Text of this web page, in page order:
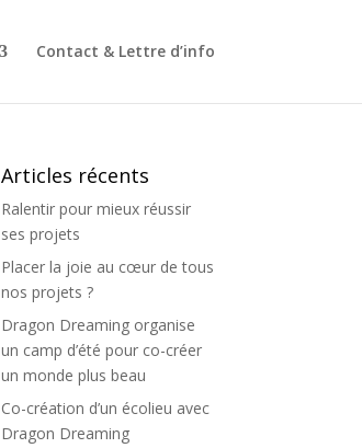
Contact & Lettre d’info
Articles récents
Ralentir pour mieux réussir
ses projets
Placer la joie au cœur de tous
nos projets ?
Dragon Dreaming organise
un camp d’été pour co-créer
un monde plus beau
Co-création d’un écolieu avec
Dragon Dreaming